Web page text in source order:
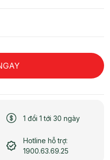
1 đổi 1 tới 30 ngày
Hotline hỗ trợ:
1900.63.69.25